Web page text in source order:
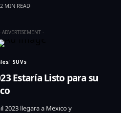
MIN READ
ADVERTISEMENT -
SUVs
Estaría Listo para su
2023 llegara a Mexico y